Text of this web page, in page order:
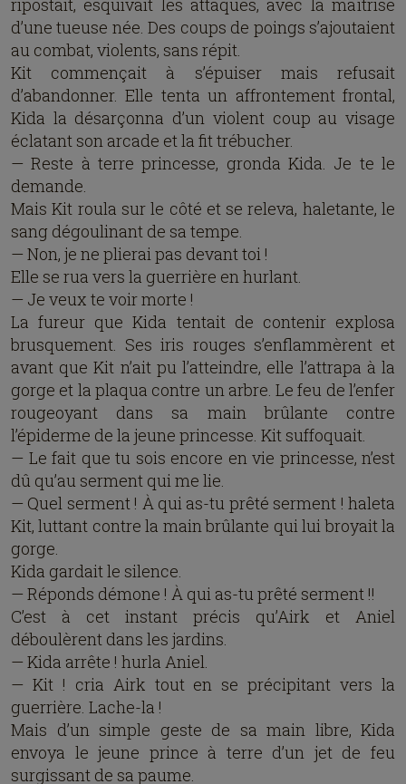
d’une tueuse née. Des coups de poings s’ajoutaient
au combat, violents, sans répit.
Kit commençait à s’épuiser mais refusait
d’abandonner. Elle tenta un affrontement frontal,
Kida la désarçonna d’un violent coup au visage
éclatant son arcade et la fit trébucher.
— Reste à terre princesse, gronda Kida. Je te le
demande.
Mais Kit roula sur le côté et se releva, haletante, le
sang dégoulinant de sa tempe.
— Non, je ne plierai pas devant toi !
Elle se rua vers la guerrière en hurlant.
— Je veux te voir morte !
La fureur que Kida tentait de contenir explosa
brusquement. Ses iris rouges s’enflammèrent et
avant que Kit n’ait pu l’atteindre, elle l’attrapa à la
gorge et la plaqua contre un arbre. Le feu de l’enfer
rougeoyant dans sa main brûlante contre
l’épiderme de la jeune princesse. Kit suffoquait.
— Le fait que tu sois encore en vie princesse, n’est
dû qu’au serment qui me lie.
— Quel serment ! À qui as-tu prêté serment ! haleta
Kit, luttant contre la main brûlante qui lui broyait la
gorge.
Kida gardait le silence.
— Réponds démone ! À qui as-tu prêté serment !!
C’est à cet instant précis qu’Airk et Aniel
déboulèrent dans les jardins.
— Kida arrête ! hurla Aniel.
— Kit ! cria Airk tout en se précipitant vers la
guerrière. Lache-la !
Mais d’un simple geste de sa main libre, Kida
envoya le jeune prince à terre d’un jet de feu
surgissant de sa paume.